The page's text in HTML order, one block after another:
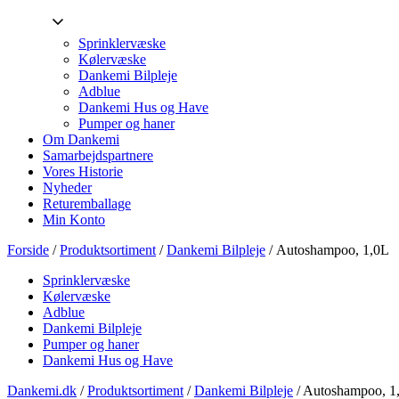
Sprinklervæske
Kølervæske
Dankemi Bilpleje
Adblue
Dankemi Hus og Have
Pumper og haner
Om Dankemi
Samarbejdspartnere
Vores Historie
Nyheder
Returemballage
Min Konto
Forside /Produktsortiment /Dankemi Bilpleje / Autoshampoo, 1,0L
Sprinklervæske
Kølervæske
Adblue
Dankemi Bilpleje
Pumper og haner
Dankemi Hus og Have
Dankemi.dk /Produktsortiment /Dankemi Bilpleje /Autoshampoo,